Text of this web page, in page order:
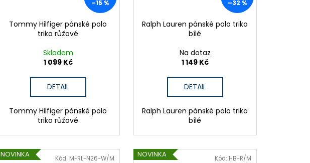
–15 %
Tommy Hilfiger pánské polo
triko růžové
Skladem
1 099 Kč
DETAIL
Tommy Hilfiger pánské polo
triko růžové
–32 %
Ralph Lauren pánské polo triko
bílé
Na dotaz
1 149 Kč
DETAIL
Ralph Lauren pánské polo triko
bílé
NOVINKA Kód: M-RL-N26-W/M NOVINKA Kód: HB-R/M